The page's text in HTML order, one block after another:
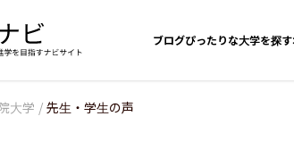
ブログぴったりな大学を探す
大学 / 先生・学生の声